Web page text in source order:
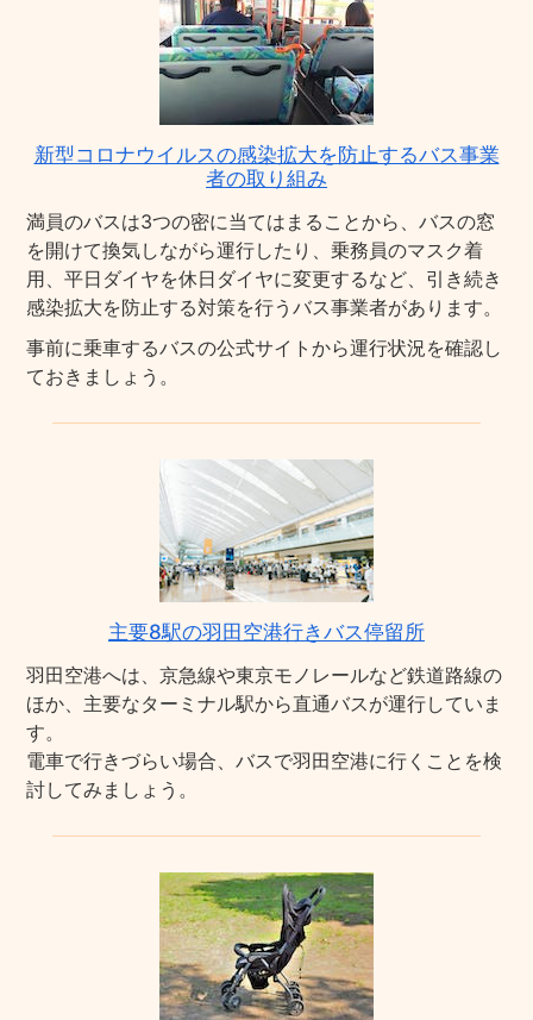
新型コロナウイルスの感染拡大を防止するバス事業
者の取り組み
満員のバスは3つの密に当てはまることから、バスの窓
を開けて換気しながら運行したり、乗務員のマスク着
用、平日ダイヤを休日ダイヤに変更するなど、引き続き
感染拡大を防止する対策を行うバス事業者があります。
事前に乗車するバスの公式サイトから運行状況を確認し
ておきましょう。
主要8駅の羽田空港行きバス停留所
羽田空港へは、京急線や東京モノレールなど鉄道路線の
ほか、主要なターミナル駅から直通バスが運行していま
す。
電車で行きづらい場合、バスで羽田空港に行くことを検
討してみましょう。